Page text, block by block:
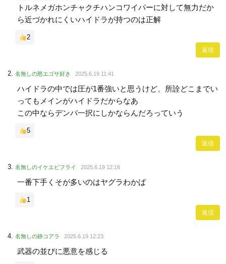
トルネメガホンチャクチハンコワイパーに対して無力だか
ら近づかれにくいハイドラが持つのは正解
2
返信
名無しの怒エゴサ好き 2025.6.19 11:41
ハイドラの中では圧が1番強いと思うけど、所詮どこまでい
ってもメインがハイドラだからなあ
この中ならデンパ一択にしかならんだろっていう
5
返信
名無しのイケエビフライ 2025.6.19 12:16
一番下手くそが多いのはヤグラわかば
1
返信
名無しの静コアラ 2025.6.19 12:23
武器の並びに悪意を感じる